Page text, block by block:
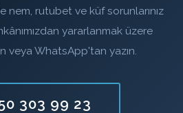
nem, rutubet ve küf sorunlarınız
yararlanmak üzere
veya WhatsApp'tan yazın.
303 99 23